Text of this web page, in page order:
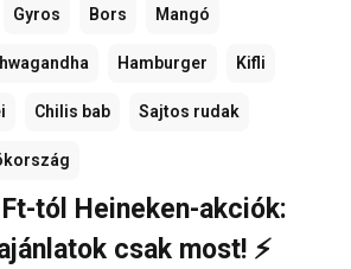
Gyros Bors Mangó
Hamburger Kifli
Chilis bab Sajtos rudak
tól Heineken-akciók:
csak most! ⚡